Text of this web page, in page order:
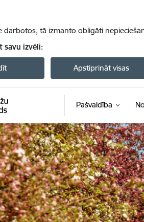
darbotos, tā izmanto obligāti
savu izvēli:
Apstiprināt visas
Pašvaldība